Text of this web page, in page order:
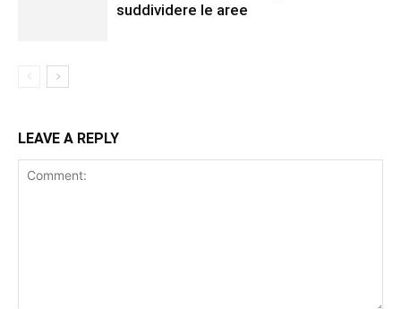
suddividere le aree
LEAVE A REPLY